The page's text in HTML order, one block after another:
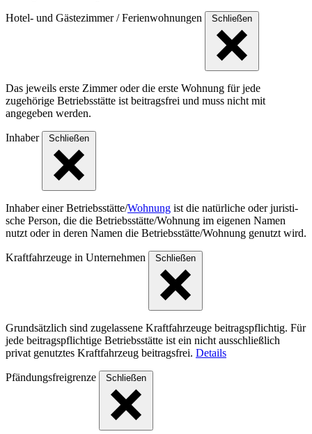
Hotel- und Gästezimmer / Ferienwohnungen Schließen
Das jeweils erste Zimmer oder die erste Wohnung für jede
zugehörige Betriebsstätte ist beitragsfrei und muss nicht mit
angegeben werden.
Inhaber Schließen
Inhaber einer Betriebs­stät­te/Wohnung ist die natür­liche oder juris­ti­
sche Person, die die Betriebs­stät­te/Woh­nung im eigenen Namen
nutzt oder in deren Namen die Betriebs­stät­te/Woh­nung genutzt wird.
Kraftfahrzeuge in Unternehmen Schließen
Grundsätzlich sind zugelassene Kraftfahrzeuge beitragspflichtig. Für
jede beitragspflichtige Betriebsstätte ist ein nicht ausschließlich
privat genutztes Kraftfahrzeug beitragsfrei. Details
Pfändungsfreigrenze Schließen